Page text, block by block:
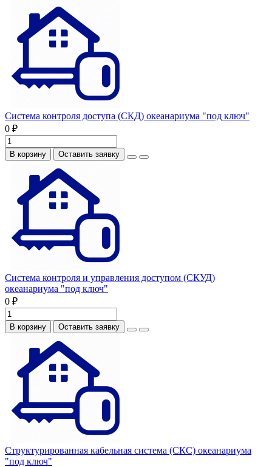
Система контроля доступа (СКД) океанариума "под ключ"
0 ₽
В корзину Оставить заявку
Система контроля и управления доступом (СКУД)
океанариума "под ключ"
0 ₽
В корзину Оставить заявку
Структурированная кабельная система (СКС) океанариума
"под ключ"